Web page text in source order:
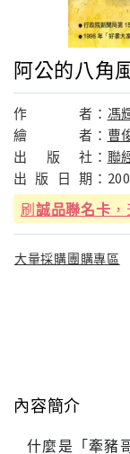
阿公的八角
作 者： 馮
繪
者： 曹
出
版 社： 聯
出 版 日 期：
刷誠品聯名卡
大量採購團購專區
內容簡介
什麼是「牽豬